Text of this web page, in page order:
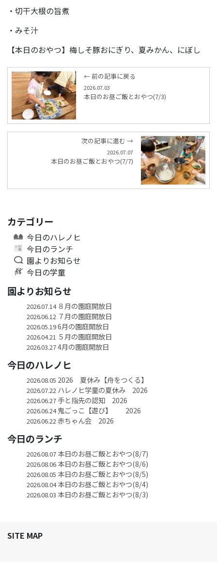
・切干大根の旨煮
・みそ汁
【本日のおやつ】梅しそ豚おにぎり、夏みかん、にぼし
← 前の記事に戻る
2026.07.03
本日のお昼ご飯とおやつ(7/3)
次の記事に進む →
2026.07.07
本日のお昼ご飯とおやつ(7/7)
カテゴリー
今日のハレノヒ
今日のランチ
園よりお知らせ
今日の学童
園よりお知らせ
2026.07.14８月の園庭開放日
2026.06.12７月の園庭開放日
2026.05.196月の園庭開放日
2026.04.21 ５月の園庭開放日
2026.03.274月の園庭開放日
今日のハレノヒ
2026.08.05 2026 夏休み【舟をつくる】
2026.07.22ハレノヒ学童の夏休み 2026
2026.06.27手と指先の認知 2026
2026.06.24鬼ごっこ【遊び】 2026
2026.06.22赤ちゃん会 2026
今日のランチ
2026.08.07本日のお昼ご飯とおやつ(8/7)
2026.08.06本日のお昼ご飯とおやつ(8/6)
2026.08.05 本日のお昼ご飯とおやつ(8/5)
2026.08.04本日のお昼ご飯とおやつ(8/4)
2026.08.03 本日のお昼ご飯とおやつ(8/3)
SITE MAP